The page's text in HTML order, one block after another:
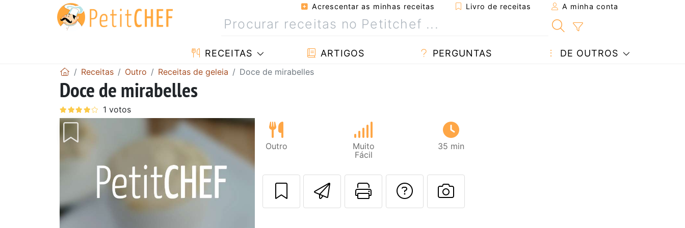
Acrescentar as minhas receitas Livro de receitas A minha conta
RECEITAS ARTIGOS PERGUNTAS DE OUTROS
Receitas Outro Receitas de geleia Doce de mirabelles
Doce de mirabelles
Outro
Muito
Fácil
35 min
Enviar esta receita a um amigo
Imprima esta página
Falar com o autor da receita
Fez esta receita? Compartilhe